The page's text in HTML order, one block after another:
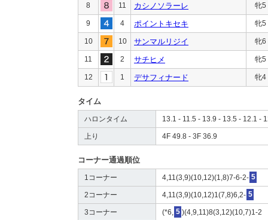
8 11 カシノソラーレ 牝5
9 4 ポイントキセキ 牝5
10 10 サンマルリジイ 牝6
11 2 サチヒメ 牝5
12 1 デサフィナード 牝4
タイム
ハロンタイム 13.1 - 11.5 - 13.9 - 13.5 - 12.1 -
上り 4F 49.8 - 3F 36.9
コーナー通過順位
1コーナー 4,11(3,9)(10,12)(1,8)7-6-2- 5
2コーナー 4,11(3,9)(10,12)1(7,8)6,2- 5
3コーナー (*6, 5 )(4,9,11)8(3,12)(10,7)1-2